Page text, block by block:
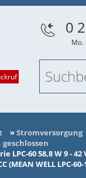
»Stromversorgung
60 58,8 W 9 - 42
WELL LPC-60-
0
Mo.